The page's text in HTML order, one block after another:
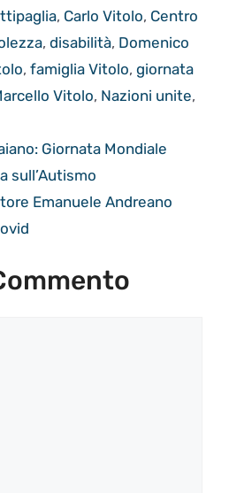
, Carlo Vitolo, Centro
, disabilità, Domenico
, famiglia Vitolo, giornata
Vitolo, Nazioni unite,
Giornata Mondiale
sull’Autismo
Emanuele Andreano